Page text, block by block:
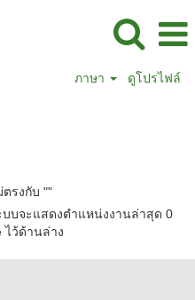
ภาษา ดูโปรไฟล์
รงกับ ""
บจะแสดงตำแหน่งงานล่าสุด 0
ไว้ด้านล่าง